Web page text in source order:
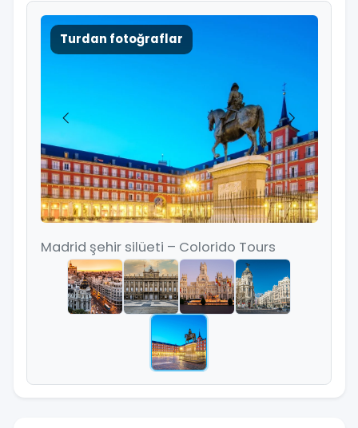
Turdan fotoğraflar
Madrid şehir silüeti – Colorido Tours